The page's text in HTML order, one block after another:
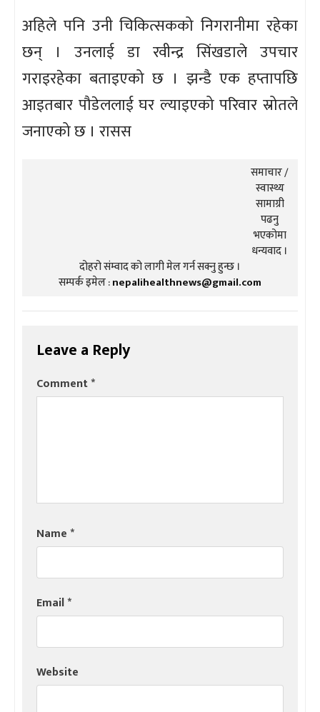
अहिले पनि उनी चिकित्सकको निगरानीमा रहेका
छन् । उनलाई डा रवीन्द्र सिंखडाले उपचार
गराइरहेका बताइएको छ । झन्डै एक हप्तापछि
आइतबार पौडेललाई घर ल्याइएको परिवार स्रोतले
जनाएको छ । रासस
समाचार /
स्वास्थ्य
सामाग्री
पढनु
भएकोमा
धन्यवाद ।
दोहरो संम्वाद को लागी मेल गर्न सक्नु हुन्छ ।
सम्पर्क इमेल :nepalihealthnews@gmail.com
Leave a Reply
Comment*
Name*
Email*
Website